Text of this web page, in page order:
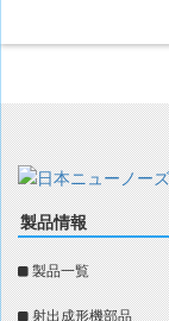
製品情報
製品一覧
射出成形機部品